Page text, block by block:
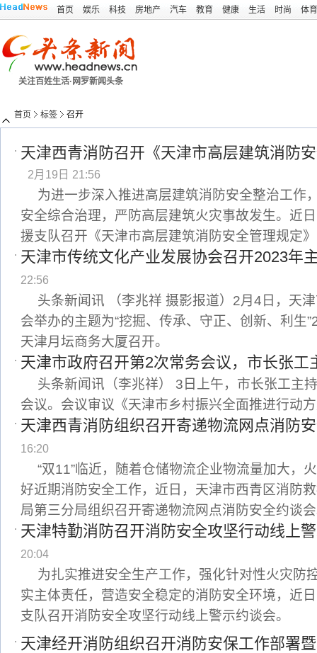
首页 娱乐 科技 房地产 汽车 教育 健康 生活 时尚 体育
关注百姓生活·网罗新闻头条
首页 标签 召开
天津西青消防召开《天津市高层建筑消防
2月19日 21:56
为进一步深入推进高层建筑消防安全整治工作
安全综合治理，严防高层建筑火灾事故发生。近
援支队召开《天津市高层建筑消防安全管理规定》
天津市传统文化产业发展协会召开2023年
22:56
头条新闻讯 （李兆祥 摄影报道）2月4日，天
会举办的主题为“挖掘、传承、守正、创新、利生
天津月坛商务大厦召开。
天津市政府召开第2次常务会议，市长张工
头条新闻讯（李兆祥） 3日上午，市长张工主
会议。会议审议《天津市乡村振兴全面推进行动
天津西青消防组织召开寄递物流网点消防
16:20
“双11”临近，随着仓储物流企业物流量加大，
好近期消防安全工作，近日，天津市西青区消防
局第三分局组织召开寄递物流网点消防安全约谈
天津特勤消防召开消防安全攻坚行动线上
20:04
为扎实推进安全生产工作，强化针对性火灾防
实主体责任，营造安全稳定的消防安全环境，近
支队召开消防安全攻坚行动线上警示约谈会。
天津经开消防组织召开消防安保工作部署